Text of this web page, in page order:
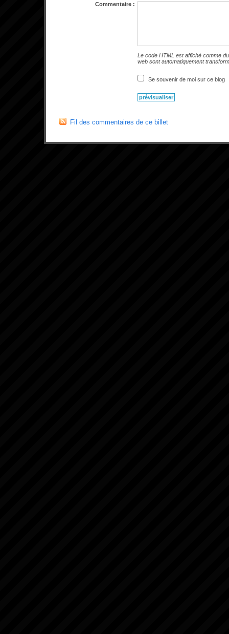
Commentaire :
Le code HTML est affiché comme
web sont automatiquement
Se souvenir de moi sur ce blog
Fil des commentaires de ce billet